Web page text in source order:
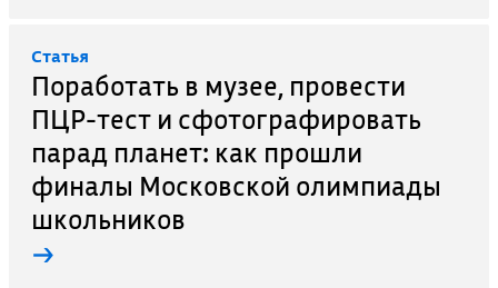
Cтатья
Поработать в музее, провести
ПЦР-тест и сфотографировать
парад планет: как прошли
финалы Московской олимпиады
школьников
→